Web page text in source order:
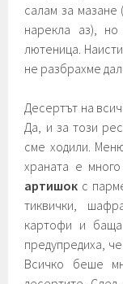
салам за мазане
нарекла аз),
лютеница.
не разбрахме
Десертът на
Да, и за този
сме ходили.
храната е
артишок с
тиквички,
картофи и
предупредиха,
Всичко беше